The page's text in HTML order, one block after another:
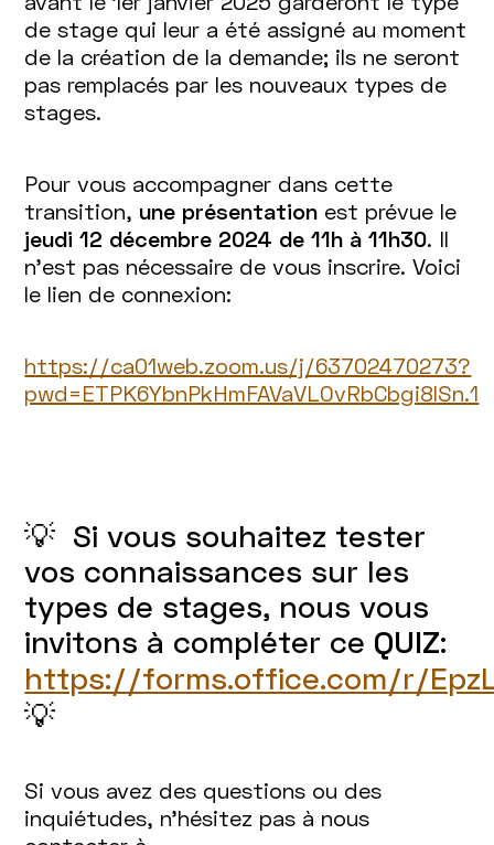
de stage qui leur a été assigné au moment
de la création de la demande; ils ne seront
pas remplacés par les nouveaux types de
stages.
Pour vous accompagner dans cette
transition, une présentation est prévue le
jeudi 12 décembre 2024 de 11h à 11h30. Il
n’est pas nécessaire de vous inscrire. Voici
le lien de connexion:
https://ca01web.zoom.us/j/63702470273?
pwd=ETPK6YbnPkHmFAVaVLOvRbCbgi8lSn.1
💡 Si vous souhaitez tester
vos connaissances sur les
types de stages, nous vous
invitons à compléter ce QUIZ:
https://forms.office.com/r/
💡
Si vous avez des questions ou des
inquiétudes, n’hésitez pas à nous